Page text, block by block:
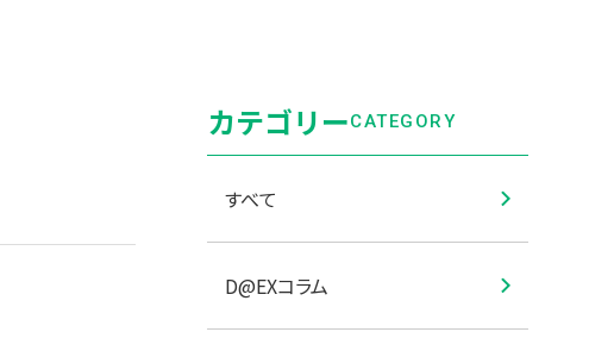
カテゴリーCATEGORY
すべて
D@EXコラム